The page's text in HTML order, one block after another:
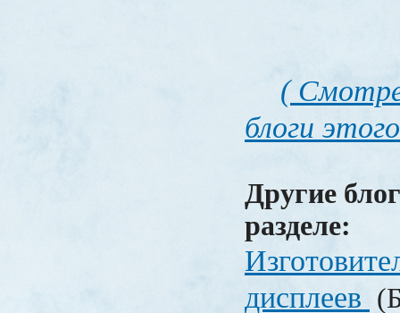
(
блоги
Другие
разделе:
дисплеев